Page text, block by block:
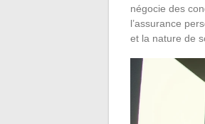
négocie des
l’assurance
et la nature de